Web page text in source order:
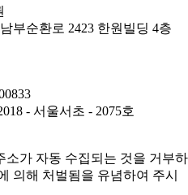
부순환로 2423 한원빌딩 4층
- 서울서초 - 2075호
소가 자동 수집되는 것을 거부하
의해 처벌됨을 유념하여 주시